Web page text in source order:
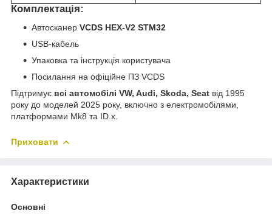
Комплектація:
Автосканер VCDS HEX-V2 STM32
USB-кабель
Упаковка та інструкція користувача
Посилання на офіційне ПЗ VCDS
Підтримує всі автомобілі VW, Audi, Skoda, Seat від 1995
року до моделей 2025 року, включно з електромобілями,
платформами Mk8 та ID.x.
Приховати
Характеристики
Основні